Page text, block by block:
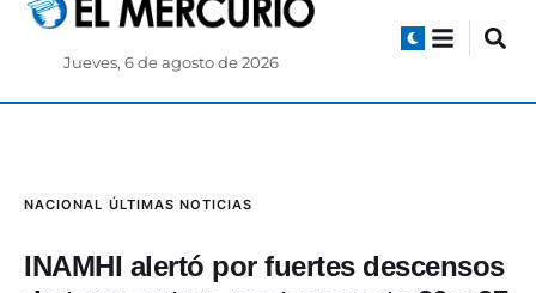
Jueves, 6 de agosto de 2026
NACIONAL ÚLTIMAS NOTICIAS
INAMHI alertó por fuertes descensos